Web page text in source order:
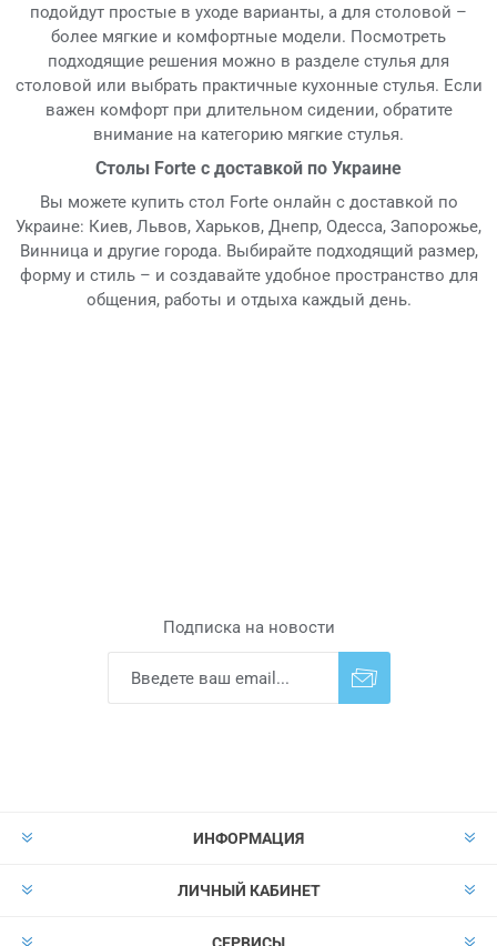
подойдут простые в уходе варианты, а для столовой –
более мягкие и комфортные модели. Посмотреть
подходящие решения можно в разделе стулья для
столовой или выбрать практичные кухонные стулья. Если
важен комфорт при длительном сидении, обратите
внимание на категорию мягкие стулья.
Столы Forte с доставкой по Украине
Вы можете купить стол Forte онлайн с доставкой по
Украине: Киев, Львов, Харьков, Днепр, Одесса, Запорожье,
Винница и другие города. Выбирайте подходящий размер,
форму и стиль – и создавайте удобное пространство для
общения, работы и отдыха каждый день.
Подписка на новости
ИНФОРМАЦИЯ
ЛИЧНЫЙ КАБИНЕТ